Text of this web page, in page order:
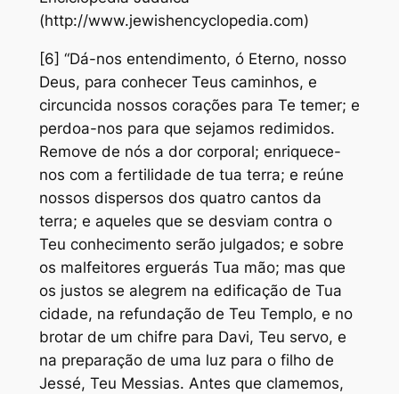
(http://www.jewishencyclopedia.com)
[6] “Dá-nos entendimento, ó Eterno, nosso
Deus, para conhecer Teus caminhos, e
circuncida nossos corações para Te temer; e
perdoa-nos para que sejamos redimidos.
Remove de nós a dor corporal; enriquece-
nos com a fertilidade de tua terra; e reúne
nossos dispersos dos quatro cantos da
terra; e aqueles que se desviam contra o
Teu conhecimento serão julgados; e sobre
os malfeitores erguerás Tua mão; mas que
os justos se alegrem na edificação de Tua
cidade, na refundação de Teu Templo, e no
brotar de um chifre para Davi, Teu servo, e
na preparação de uma luz para o filho de
Jessé, Teu Messias. Antes que clamemos,